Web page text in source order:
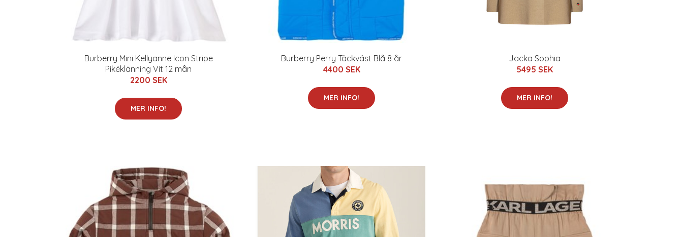
Burberry Mini Kellyanne Icon Stripe
Pikéklänning Vit 12 mån
2200 SEK
MER INFO!
Burberry Perry Täckväst Blå 8 år
4400 SEK
MER INFO!
Jacka Sophia
5495 SEK
MER INFO!